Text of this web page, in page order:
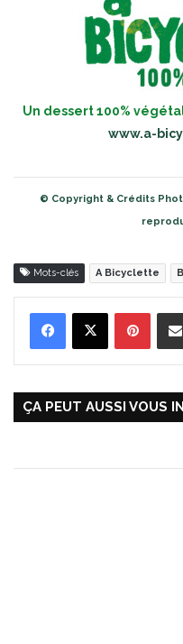
Un dessert 100%
www.a-
© Copyright & Crédits
Mots-clés A Bicyclette
ÇA PEUT AUSSI VOUS